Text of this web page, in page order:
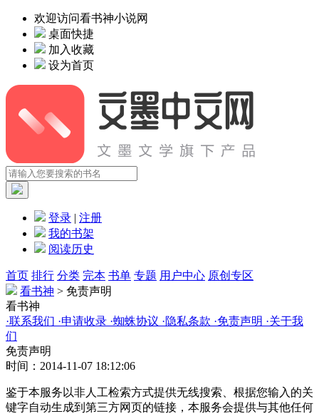
欢迎访问看书神小说网
桌面快捷
加入收藏
设为首页
登录 | 注册
我的书架
阅读历史
首页 排行 分类 完本 书单 专题 用户中心 原创专区
看书神 > 免责声明
看书神
·联系我们 ·申请收录 ·蜘蛛协议 ·隐私条款 ·免责声明 ·关于我
们
免责声明
时间：2014-11-07 18:12:06
鉴于本服务以非人工检索方式提供无线搜索、根据您输入的关
键字自动生成到第三方网页的链接，本服务会提供与其他任何